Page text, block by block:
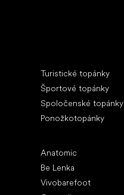
Turistické topánky
Športové topánky
Spoločenské topánky
Ponožkotopánky
Anatomic
Be Lenka
Vivobarefoot